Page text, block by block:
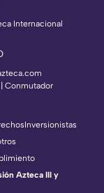
Internacional
Conmutador
Inversionistas
Azteca III y